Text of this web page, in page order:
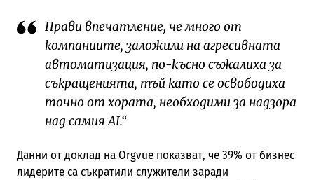
Прави впечатление, че много от
компаниите, заложили на агресивната
автоматизация, по-късно съжалиха за
съкращенията, тъй като се освободиха
точно от хората, необходими за надзора
над самия AI.“
Данни от доклад на Orgvue показват, че 39% от бизнес
лидерите са съкратили служители заради